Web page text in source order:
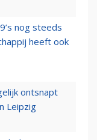
nog steeds
heeft ook
ontsnapt
Leipzig